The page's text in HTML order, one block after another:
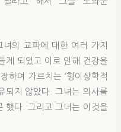
의 교파에 대한 여러 가지
게 되었고 이로 인해 건강을
하며 가르치는 ‘형이상학적
되지 않았다. 그녀는 의사를
했다. 그리고 그녀는 이것을